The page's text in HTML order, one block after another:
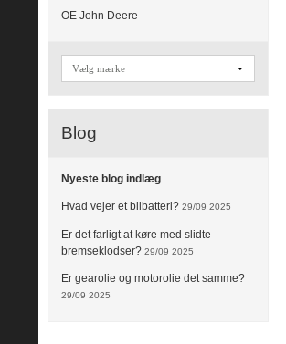
OE John Deere
Blog
Nyeste blog indlæg
Hvad vejer et bilbatteri? 29/09 2025
Er det farligt at køre med slidte
bremseklodser? 29/09 2025
Er gearolie og motorolie det samme?
29/09 2025